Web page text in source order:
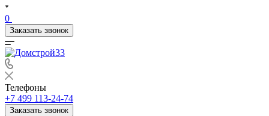
0
Заказать звонок
Телефоны
+7 499 113-24-74
Заказать звонок